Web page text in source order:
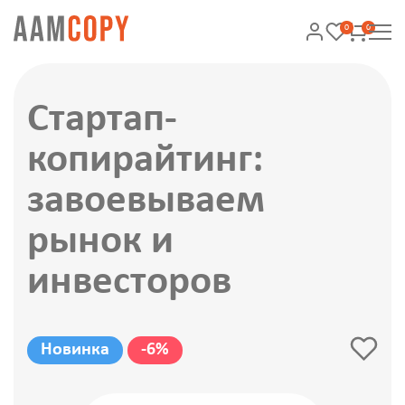
0 0
Стартап-
копирайтинг:
завоевываем
рынок и
инвесторов
Новинка -6%